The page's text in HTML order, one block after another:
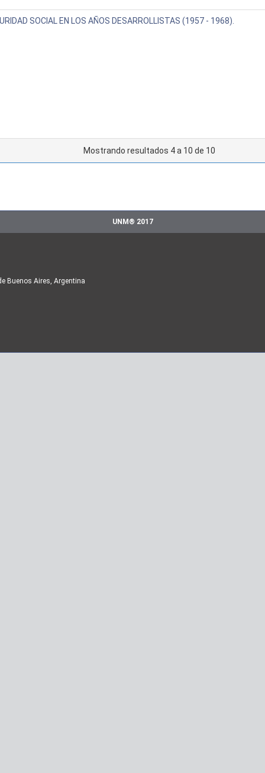
SOCIAL EN LOS AÑOS DESARROLLISTAS (1957 - 1968).
Mostrando resultados 4 a 10 de 10
UNM® 2017
Buenos Aires, Argentina